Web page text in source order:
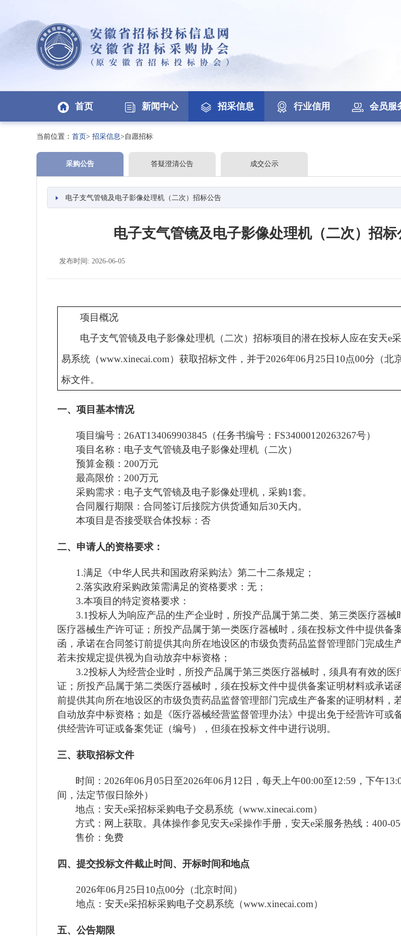
首页 新闻中心 招采信息 行业信用 会员服
当前位置： 首页> 招采信息>自愿招标
采购公告 答疑澄清公告 成交公示
电子支气管镜及电子影像处理机（二次）招标公告
电子支气管镜及电子影像处理机（二次）招标
发布时间: 2026-06-05
项目概况
电子支气管镜及电子影像处理机（二次） 招标项目的潜在投标人应在安天e
易系统（www.xinecai.com） 获取招标文件，并于2026年06 月 25 日 10点00分（北
标文件。
一、项目基本情况
项目编号： 26AT134069903845 （任务书编号： FS34000120263267号）
项目名称： 电子支气管镜及电子影像处理机（二次）
预算金额： 200万元
最高限价： 200万元
采购需求： 电子支气管镜及电子影像处理机 ， 采购1套。
合同履行期限：合同签订后接院方供货通知后30天内。
本项目是否接受联合体投标：否
二、申请人的资格要求：
1.满足《中华人民共和国政府采购法》第二十二条规定；
2.落实政府采购政策需满足的资格要求：无；
3.本项目的特定资格要求：
3.1投标人为响应产品的生产企业时，所投产品属于第二类、第三类医疗器械
医疗器械生产许可证；所投产品属于第一类医疗器械时，须在投标文件中提供备
函，承诺在合同签订前提供其向所在地设区的市级负责药品监督管理部门完成生
若未按规定提供视为自动放弃中标资格；
3.2投标人为经营企业时，所投产品属于第三类医疗器械时，须具有有效的医
证；所投产品属于第二类医疗器械时，须在投标文件中提供备案证明材料或承诺
前提供其向所在地设区的市级负责药品监督管理部门完成生产备案的证明材料，
自动放弃中标资格；如是《医疗器械经营监督管理办法》中提出免于经营许可或
供经营许可证或备案凭证（编号），但须在投标文件中进行说明。
三、获取招标文件
时间： 2026年06 月 05 日至2026年06 月 12 日，每天上午00:00至12:59，下午
间， 法定节假日 除外）
地点： 安天e采招标采购电子交易系统（www.xinecai.com）
方式：网上获取。具体操作参见安天e采操作手册，安天e采服务热线：400-
售价：免费
四、提交投标文件截止时间、开标时间和地点
2026年06 月 25 日 10点00分（北京时间）
地点： 安天e采招标采购电子交易系统（www.xinecai.com）
五、公告期限